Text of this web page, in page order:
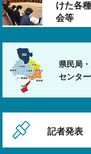
けた各
会等
県民局
センタ
記者発表